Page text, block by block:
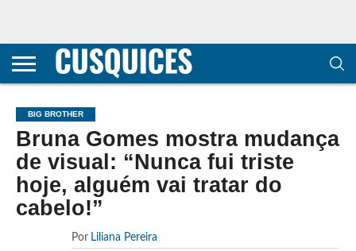
CONTACTOS
HOME
POLÍTICA DE
E COOKIES
SOBRE
TERMOS E
TRANSPARÊNCIA
METODOLOGIA
BIG BROTHER
Bruna Gomes mostra mudança
de visual: “Nunca fui triste
hoje, alguém vai tratar do
cabelo!”
Por Liliana Pereira